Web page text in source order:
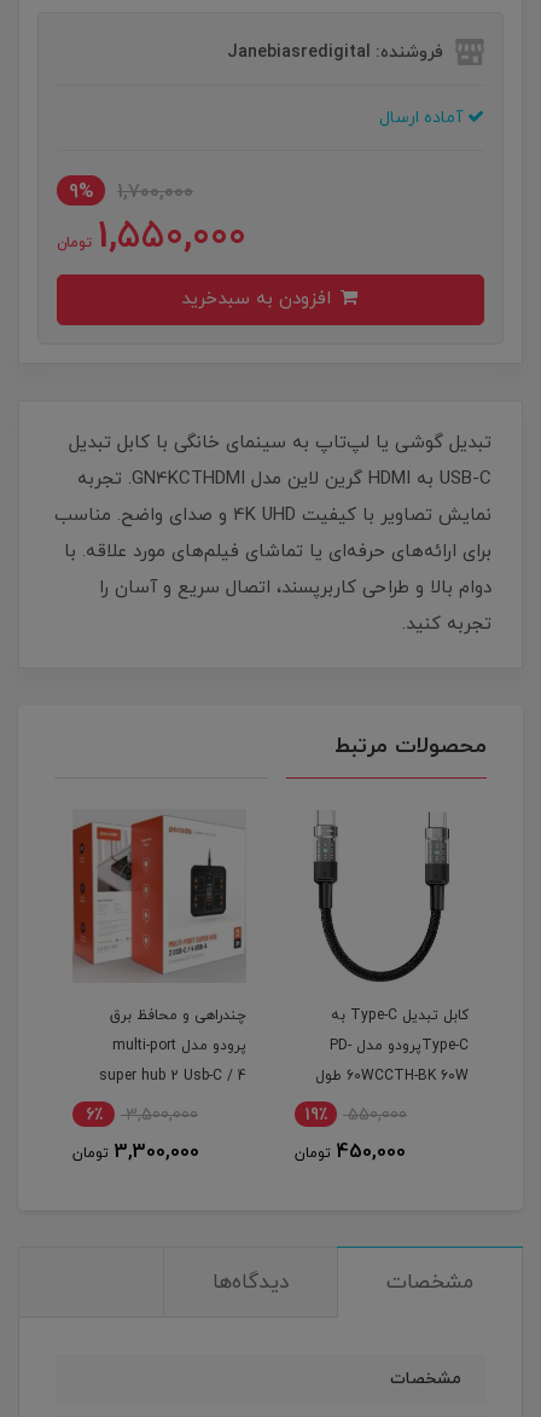
فروشنده: Janebiasredigital
آماده ارسال
1,700,000
9%
1,550,000 تومان
تبدیل گوشی یا لپ‌تاپ به سینمای خانگی با کابل تبدیل
USB-C به HDMI گرین لاین مدل GN4KCTHDMI. تجربه
نمایش تصاویر با کیفیت 4K UHD و صدای واضح. مناسب
برای ارائه‌های حرفه‌ای یا تماشای فیلم‌های مورد علاقه. با
دوام بالا و طراحی کاربرپسند، اتصال سریع و آسان را
تجربه کنید.
محصولات مرتبط
کابل تبدیل Type-C به
Type-Cپرودو مدل PD-
60WCCTH-BK 60W طول
550,000 19٪
450,000 تومان
چندراهی و محافظ برق
پرودو مدل multi-port
super hub 2 Usb-C / 4
3,500,000 6٪
3,300,000 تومان
مشخصات دیدگاه‌ها
مشخصات